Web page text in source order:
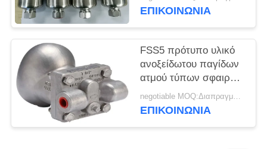
σφραγισμένο σχέδιο
ΕΠΙΚΟΙΝΩΝΊΑ
FSS5 πρότυπο υλικό
ανοξείδωτου παγίδων
ατμού τύπων σφαιρών
επιπλεόντων
σωμάτων CF8M
negotiable MOQ:Διαπραγμάτευση
ΕΠΙΚΟΙΝΩΝΊΑ